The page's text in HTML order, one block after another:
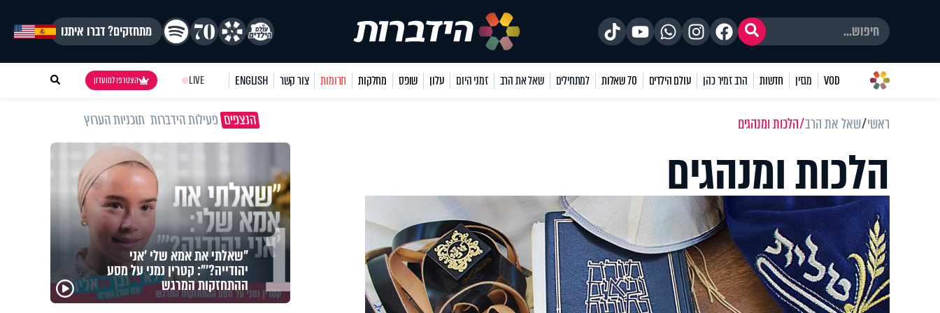
מתחזקים? דברו איתנו
VOD מגזין חדשות הרב זמיר כהן עולם הילדים 70 שאלות למתחילים שאל את הרב זמני היום עלון שופס מחלקות תרומות צור קשר ENGLISH
LIVE הצטרפו למועדון
ראשי שאל את הרב הלכות ומנהגים
הלכות ומנהגים
הנצפיםפעילות הידברות תוכניות הערוץ
1 מזוזות, ציציות וספרים מחזקים:
המיזם שיביא שמירה רוחנית לאלפי
חיילי צה"ל